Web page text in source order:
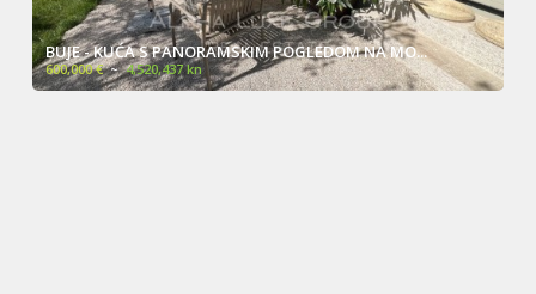
BUJE - KUĆA S PANORAMSKIM POGLEDOM NA MO...
600,000 € ~ 4,520,437 kn